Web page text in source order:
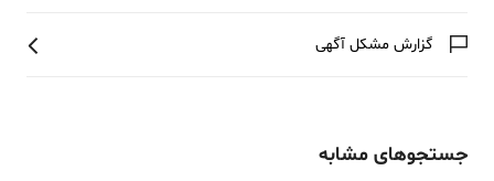
گزارش مشکل آگهی
جستجوهای مشابه